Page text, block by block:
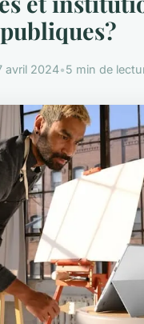
publiques?
avril 2024•5 min de